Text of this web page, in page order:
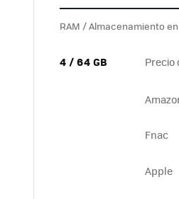
RAM / Almacenamiento
4 / 64 GB Precio
Fnac
Apple